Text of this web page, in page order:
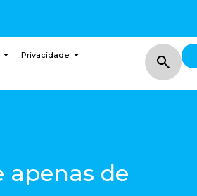
Privacidade
apenas de